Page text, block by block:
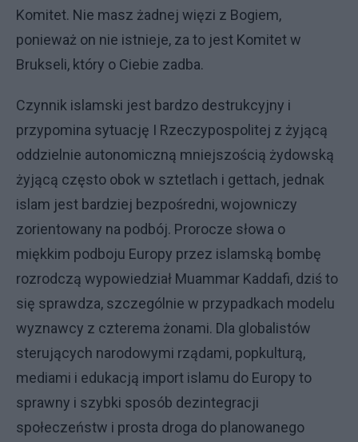
Komitet. Nie masz żadnej więzi z Bogiem,
ponieważ on nie istnieje, za to jest Komitet w
Brukseli, który o Ciebie zadba.
Czynnik islamski jest bardzo destrukcyjny i
przypomina sytuację I Rzeczypospolitej z żyjącą
oddzielnie autonomiczną mniejszością żydowską
żyjącą często obok w sztetlach i gettach, jednak
islam jest bardziej bezpośredni, wojowniczy
zorientowany na podbój. Prorocze słowa o
miękkim podboju Europy przez islamską bombę
rozrodczą wypowiedział Muammar Kaddafi, dziś to
się sprawdza, szczególnie w przypadkach modelu
wyznawcy z czterema żonami. Dla globalistów
sterujących narodowymi rządami, popkulturą,
mediami i edukacją import islamu do Europy to
sprawny i szybki sposób dezintegracji
społeczeństw i prosta droga do planowanego